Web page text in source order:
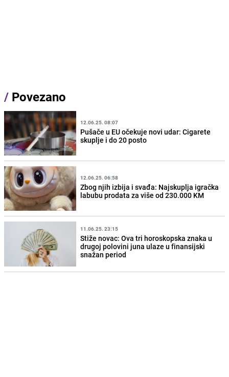
/ Povezano
12.06.25. 08:07
Pušače u EU očekuje novi udar: Cigarete
skuplje i do 20 posto
12.06.25. 06:58
Zbog njih izbija i svađa: Najskuplja igračka
labubu prodata za više od 230.000 KM
11.06.25. 23:15
Stiže novac: Ova tri horoskopska znaka u
drugoj polovini juna ulaze u finansijski
snažan period